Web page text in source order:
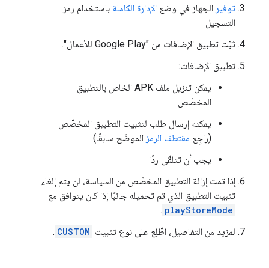
توفير الجهاز في وضع الإدارة الكاملة باستخدام رمز
التسجيل
ثبِّت تطبيق الإضافات من "Google Play للأعمال".
تطبيق الإضافات:
يمكن تنزيل ملف APK الخاص بالتطبيق
المخصّص
يمكنه إرسال طلب لتثبيت التطبيق المخصّص
(راجِع مقتطف الرمز الموضّح سابقًا)
يجب أن تتلقّى ردًا
إذا تمت إزالة التطبيق المخصّص من السياسة، لن يتم إلغاء
تثبيت التطبيق الذي تم تحميله جانبًا إذا كان يتوافق مع
playStoreMode
.
لمزيد من التفاصيل، اطّلِع على نوع تثبيت CUSTOM
.